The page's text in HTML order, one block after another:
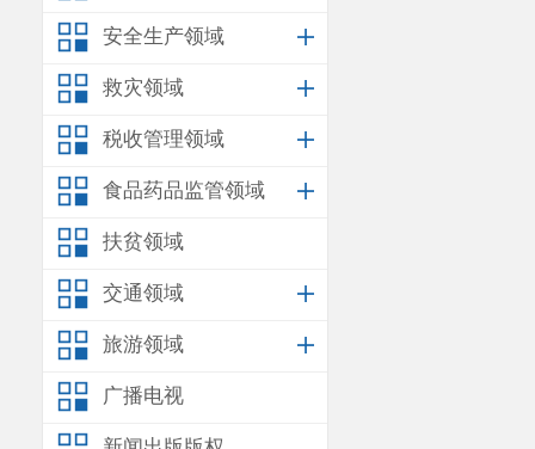
安全生产领域
救灾领域
税收管理领域
食品药品监管领域
扶贫领域
交通领域
旅游领域
广播电视